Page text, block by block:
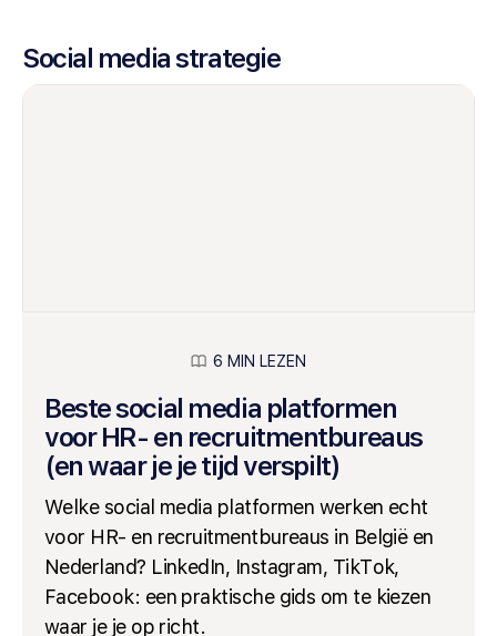
Social media strategie
6 MIN LEZEN
Beste social media platformen
voor HR- en recruitmentbureaus
(en waar je je tijd verspilt)
Welke social media platformen werken echt
voor HR- en recruitmentbureaus in België en
Nederland? LinkedIn, Instagram, TikTok,
Facebook: een praktische gids om te kiezen
waar je je op richt.